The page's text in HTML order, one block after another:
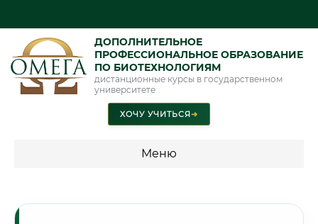
ДОПОЛНИТЕЛЬНОЕ
ПРОФЕССИОНАЛЬНОЕ ОБРАЗОВАНИЕ
ПО БИОТЕХНОЛОГИЯМ
дистанционные курсы в государственном
университете
ХОЧУ УЧИТЬСЯ➜
Меню